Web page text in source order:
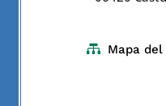
 Mapa